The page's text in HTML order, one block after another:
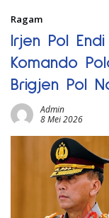
Ragam
Irjen Pol
Komando
Brigjen Pol
Admin
8 Mei 2026